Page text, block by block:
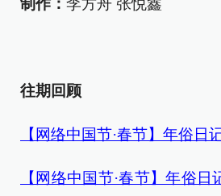
制作： 李方舟 张悦鑫
往期回顾
【网络中国节·春节】年俗
【网络中国节·春节】年俗